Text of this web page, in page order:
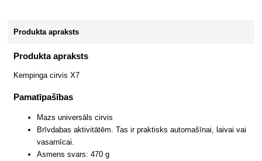
Produkta apraksts
Produkta apraksts
Kempinga cirvis X7
Pamatīpašības
Mazs universāls cirvis
Brīvdabas aktivitātēm. Tas ir praktisks automašīnai, laivai vai
vasarnīcai.
Asmens svars: 470 g